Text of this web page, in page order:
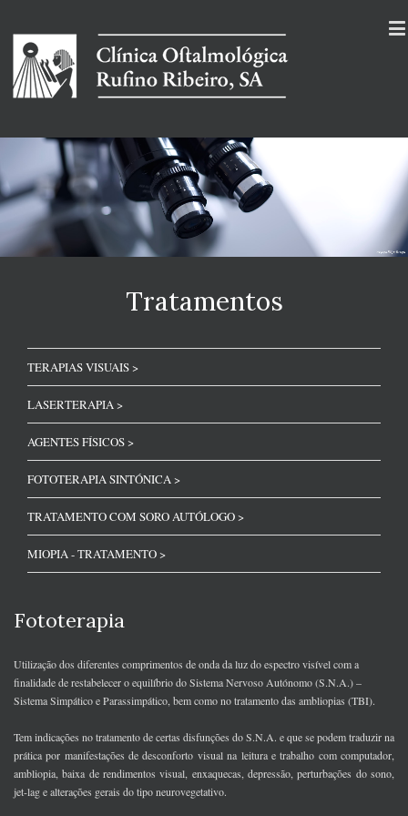
Tratamentos
TERAPIAS VISUAIS >
LASERTERAPIA >
AGENTES FÍSICOS >
FOTOTERAPIA SINTÓNICA >
TRATAMENTO COM SORO AUTÓLOGO >
MIOPIA - TRATAMENTO >
Fototerapia
Utilização dos diferentes comprimentos de onda da luz do espectro visível com a
finalidade de restabelecer o equilíbrio do Sistema Nervoso Autónomo (S.N.A.) –
Sistema Simpático e Parassimpático, bem como no tratamento das ambliopias (TBI).
Tem indicações no tratamento de certas disfunções do S.N.A. e que se podem traduzir na
prática por manifestações de desconforto visual na leitura e trabalho com computador,
ambliopia, baixa de rendimentos visual, enxaquecas, depressão, perturbações do sono,
jet-lag e alterações gerais do tipo neurovegetativo.